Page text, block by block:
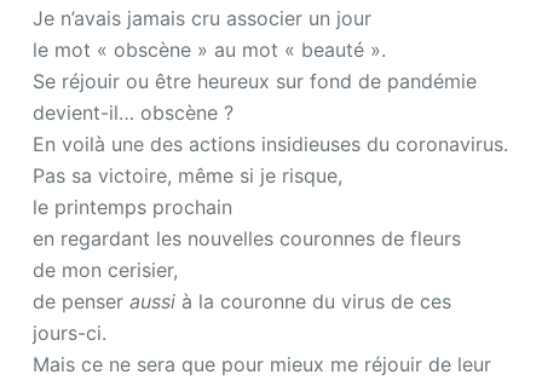
Je n’avais jamais cru associer un jour
le mot « obscène » au mot « beauté ».
Se réjouir ou être heureux sur fond de pandémie
devient-il… obscène ?
En voilà une des actions insidieuses du coronavirus.
Pas sa victoire, même si je risque,
le printemps prochain
en regardant les nouvelles couronnes de fleurs
de mon cerisier,
de penser aussià la couronne du virus de ces
jours-ci.
Mais ce ne sera que pour mieux me réjouir de leur